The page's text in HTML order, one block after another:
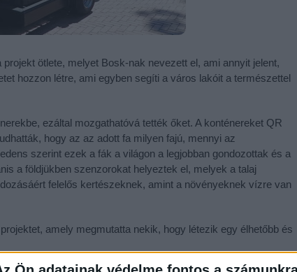
ötlete, melyet Bosk-nak nevezett el, ami annyit jelent,
hozzon létre, ami egyben segíti a város lakóit a természettel
ezáltal mozgathatóvá tették őket. A konténereket QR
hogy az az adott fa milyen fajú, mennyi az
szerint ezek a fák a világon a legjobban gondozottak és a
a földjükben szenzorokat helyeztek el, melyek a talaj
felelős kertészeknek, amint a növényeknek vízre van
amely megmutatta nekik, hogy létezik egy élhetőbb és